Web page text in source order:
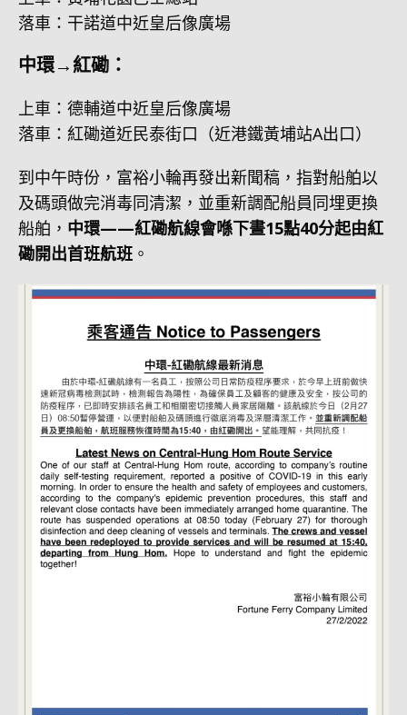
落車：干諾道中近皇后像廣場
中環→紅磡：
上車：德輔道中近皇后像廣場
落車：紅磡道近民泰街口（近港鐵黃埔站A出口）
到中午時份，富裕小輪再發出新聞稿，指對船舶以
及碼頭做完消毒同清潔，並重新調配船員同埋更換
船舶， 中環——紅磡航線會喺下晝15點40分起由紅
磡開出首班航班 。